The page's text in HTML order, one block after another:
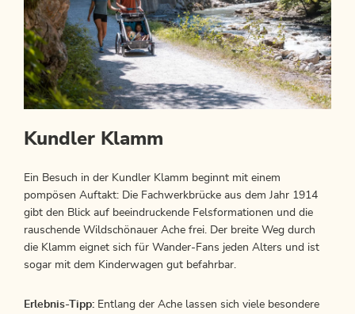
Kundler Klamm
Ein Besuch in der Kundler Klamm beginnt mit einem
pompösen Auftakt: Die Fachwerkbrücke aus dem Jahr 1914
gibt den Blick auf beeindruckende Felsformationen und die
rauschende Wildschönauer Ache frei. Der breite Weg durch
die Klamm eignet sich für Wander-Fans jeden Alters und ist
sogar mit dem Kinderwagen gut befahrbar.
Erlebnis-Tipp: Entlang der Ache lassen sich viele besondere